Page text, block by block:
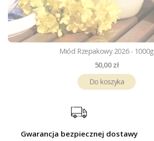
Miód Rzepakowy 2026 - 1000g
Cena
50,00 zł
Do koszyka
Gwarancja bezpiecznej dostawy